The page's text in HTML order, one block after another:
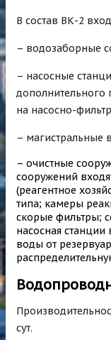
В состав ВК-2
– водозаборные
– насосные
на насосно-
– магистральные
– очистные
сооружений
(реагентное
типа; камеры
скорые фильтры;
насосная
воды от
сут.